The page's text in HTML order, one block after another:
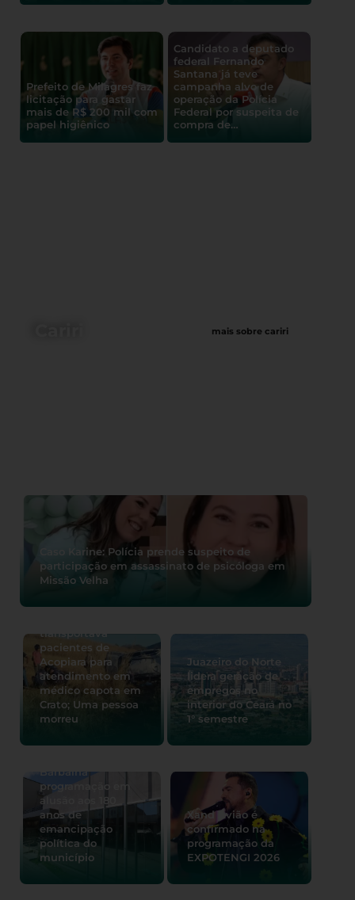
Prefeito de Milagres faz
licitação para gastar
mais de R$ 200 mil com
papel higiênico
Candidato a deputado
federal Fernando
Santana já teve
campanha alvo de
operação da Polícia
Federal por suspeita de
compra de…
mais sobre cariri
Caso Karine: Polícia prende suspeito de
participação em assassinato de psicóloga em
Missão Velha
transportava
pacientes de
Acopiara para
atendimento em
médico capota em
Crato; Uma pessoa
morreu
Juazeiro do Norte
lidera geração de
empregos no
interior do Ceará no
1° semestre
Barbalha
programação em
alusão aos 180
anos de
emancipação
política do
município
Xand Avião é
confirmado na
programação da
EXPOTENGI 2026